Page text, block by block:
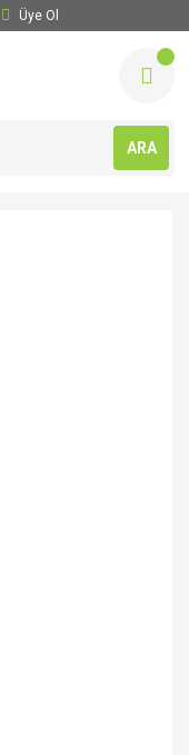
Üye Ol
ARA